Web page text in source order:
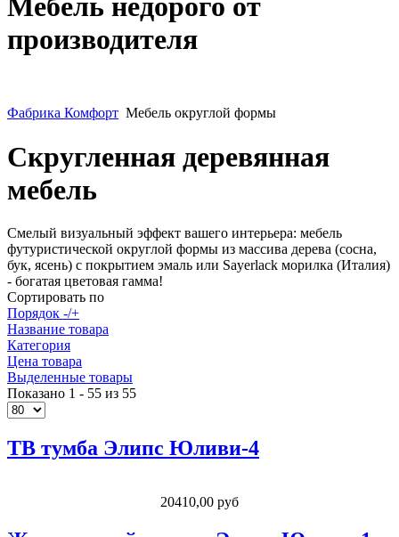
производителя
Фабрика Комфорт Мебель округлой формы
Скругленная деревянная
мебель
Смелый визуальный эффект вашего интерьера: мебель
футуристической округлой формы из массива дерева (сосна,
бук, ясень) с покрытием эмаль или Sayerlack морилка (Италия)
- богатая цветовая гамма!
Сортировать по
Порядок -/+
Название товара
Категория
Цена товара
Выделенные товары
Показано 1 - 55 из 55
ТВ тумба Элипс Юливи-4
20410,00 руб